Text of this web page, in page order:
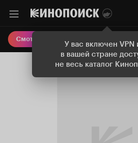
У вас включен VPN
в вашей стране
не весь каталог
Смотреть кино Онлайн-